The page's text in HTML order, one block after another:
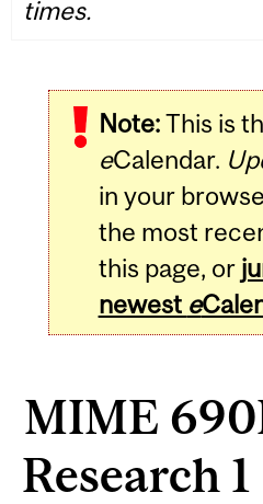
times.
Note:This is
eCalendar.
in your
the most
this page, or
newest e
MIME
Research